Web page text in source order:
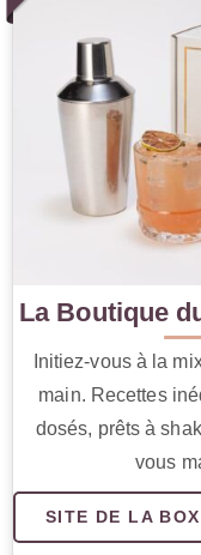
La Boutique
Initiez-vous à la
main. Recettes
dosés, prêts à
vous
SITE DE LA BOX